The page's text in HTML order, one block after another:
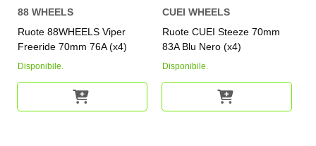
88 WHEELS
Ruote 88WHEELS Viper
Freeride 70mm 76A (x4)
Disponibile.
CUEI WHEELS
Ruote CUEI Steeze 70mm
83A Blu Nero (x4)
Disponibile.